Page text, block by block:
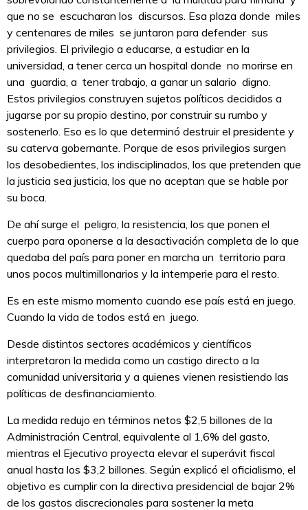
que no se escucharan los discursos. Esa plaza donde miles
y centenares de miles se juntaron para defender sus
privilegios. El privilegio a educarse, a estudiar en la
universidad, a tener cerca un hospital donde no morirse en
una guardia, a tener trabajo, a ganar un salario digno.
Estos privilegios construyen sujetos políticos decididos a
jugarse por su propio destino, por construir su rumbo y
sostenerlo. Eso es lo que determinó destruir el presidente y
su caterva gobernante. Porque de esos privilegios surgen
los desobedientes, los indisciplinados, los que pretenden que
la justicia sea justicia, los que no aceptan que se hable por
su boca.
De ahí surge el peligro, la resistencia, los que ponen el
cuerpo para oponerse a la desactivación completa de lo que
quedaba del país para poner en marcha un territorio para
unos pocos multimillonarios y la intemperie para el resto.
Es en este mismo momento cuando ese país está en juego.
Cuando la vida de todos está en juego.
Desde distintos sectores académicos y científicos
interpretaron la medida como un castigo directo a la
comunidad universitaria y a quienes vienen resistiendo las
políticas de desfinanciamiento.
La medida redujo en términos netos $2,5 billones de la
Administración Central, equivalente al 1,6% del gasto,
mientras el Ejecutivo proyecta elevar el superávit fiscal
anual hasta los $3,2 billones. Según explicó el oficialismo, el
objetivo es cumplir con la directiva presidencial de bajar 2%
de los gastos discrecionales para sostener la meta